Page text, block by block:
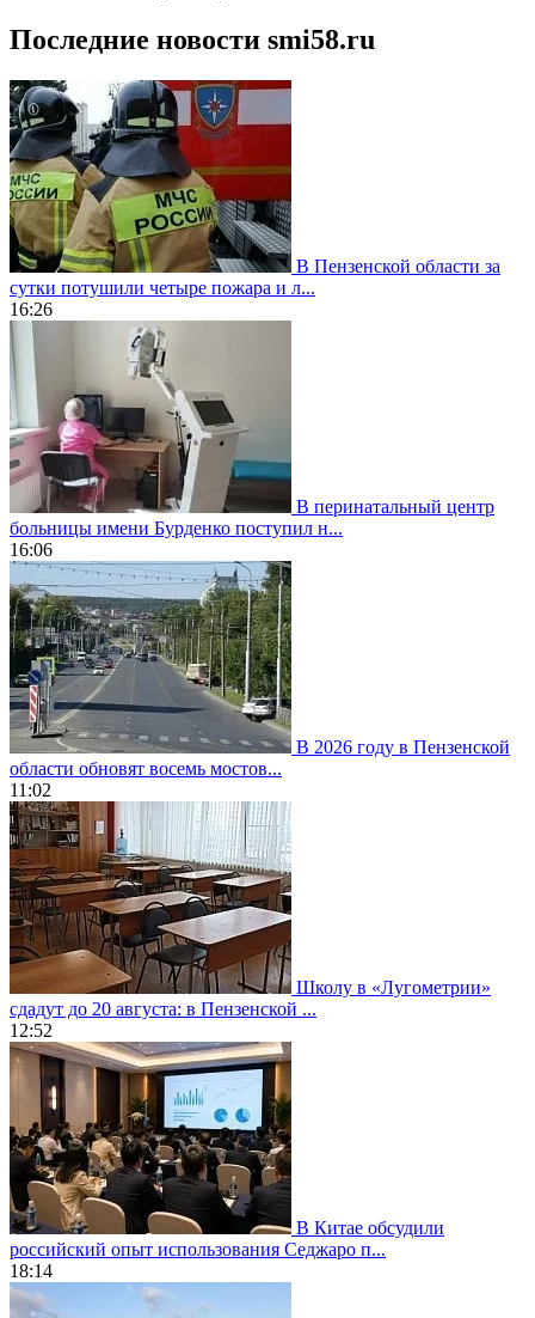
Последние новости smi58.ru
В Пензенской области за
сутки потушили четыре пожара и л...
16:26
В перинатальный центр
больницы имени Бурденко поступил н...
16:06
В 2026 году в Пензенской
области обновят восемь мостов...
11:02
Школу в «Лугометрии»
сдадут до 20 августа: в Пензенской ...
12:52
В Китае обсудили
российский опыт использования Седжаро п...
18:14